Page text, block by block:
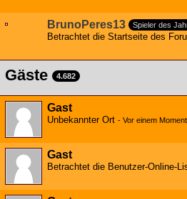
BrunoPeres13 Spieler des
Betrachtet die Startseite des
Gäste 4.682
Gast
Unbekannter Ort - Vor einem Moment
Gast
Betrachtet die Benutzer-Online-